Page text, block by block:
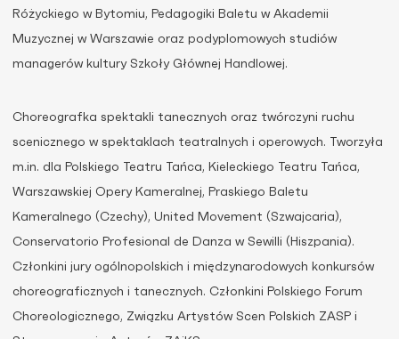
Różyckiego w Bytomiu, Pedagogiki Baletu w Akademii
Muzycznej w Warszawie oraz podyplomowych studiów
managerów kultury Szkoły Głównej Handlowej.
Choreografka spektakli tanecznych oraz twórczyni ruchu
scenicznego w spektaklach teatralnych i operowych. Tworzyła
m.in. dla Polskiego Teatru Tańca, Kieleckiego Teatru Tańca,
Warszawskiej Opery Kameralnej, Praskiego Baletu
Kameralnego (Czechy), United Movement (Szwajcaria),
Conservatorio Profesional de Danza w Sewilli (Hiszpania).
Członkini jury ogólnopolskich i międzynarodowych konkursów
choreograficznych i tanecznych. Członkini Polskiego Forum
Choreologicznego, Związku Artystów Scen Polskich ZASP i